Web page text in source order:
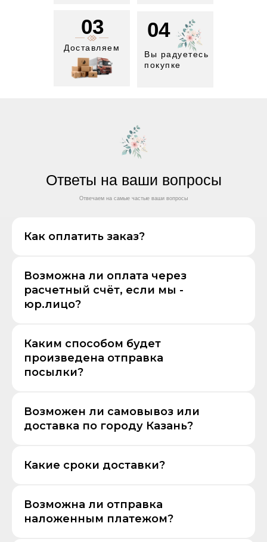
03
Доставляем
04
Вы радуетесь
покупке
Ответы на ваши вопросы
Отвечаем на самые частые ваши вопросы
Как оплатить заказ?
Возможна ли оплата через
расчетный счёт, если мы -
юр.лицо?
Каким способом будет
произведена отправка
посылки?
Возможен ли самовывоз или
доставка по городу Казань?
Какие сроки доставки?
Возможна ли отправка
наложенным платежом?